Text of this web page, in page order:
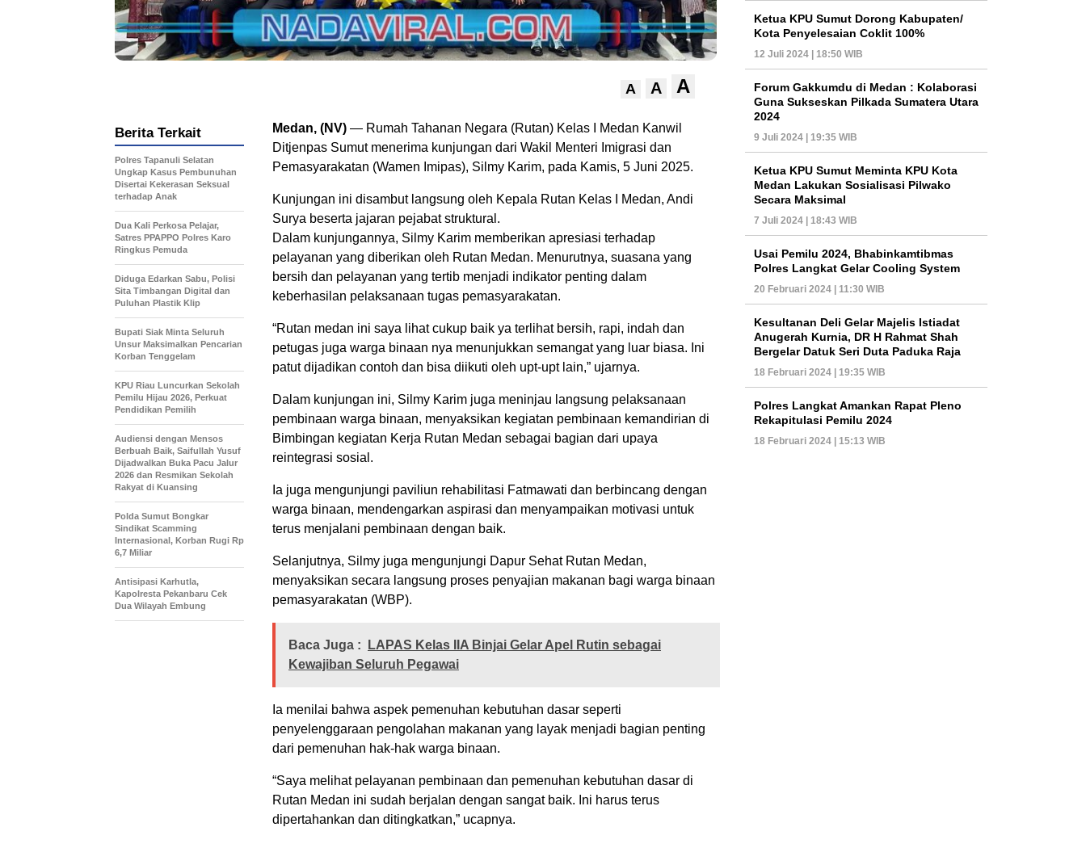
A A A
Medan, (NV) — Rumah Tahanan Negara (Rutan) Kelas I Medan Kanwil
Ditjenpas Sumut menerima kunjungan dari Wakil Menteri Imigrasi dan
Pemasyarakatan (Wamen Imipas), Silmy Karim, pada Kamis, 5 Juni 2025.
Kunjungan ini disambut langsung oleh Kepala Rutan Kelas I Medan, Andi
Surya beserta jajaran pejabat struktural.
Dalam kunjungannya, Silmy Karim memberikan apresiasi terhadap
pelayanan yang diberikan oleh Rutan Medan. Menurutnya, suasana yang
bersih dan pelayanan yang tertib menjadi indikator penting dalam
keberhasilan pelaksanaan tugas pemasyarakatan.
“Rutan medan ini saya lihat cukup baik ya terlihat bersih, rapi, indah dan
petugas juga warga binaan nya menunjukkan semangat yang luar biasa. Ini
patut dijadikan contoh dan bisa diikuti oleh upt-upt lain,” ujarnya.
Dalam kunjungan ini, Silmy Karim juga meninjau langsung pelaksanaan
pembinaan warga binaan, menyaksikan kegiatan pembinaan kemandirian di
Bimbingan kegiatan Kerja Rutan Medan sebagai bagian dari upaya
reintegrasi sosial.
Ia juga mengunjungi paviliun rehabilitasi Fatmawati dan berbincang dengan
warga binaan, mendengarkan aspirasi dan menyampaikan motivasi untuk
terus menjalani pembinaan dengan baik.
Selanjutnya, Silmy juga mengunjungi Dapur Sehat Rutan Medan,
menyaksikan secara langsung proses penyajian makanan bagi warga binaan
pemasyarakatan (WBP).
Baca Juga :
LAPAS Kelas IIA Binjai Gelar Apel Rutin sebagai
Kewajiban Seluruh Pegawai
Ia menilai bahwa aspek pemenuhan kebutuhan dasar seperti
penyelenggaraan pengolahan makanan yang layak menjadi bagian penting
dari pemenuhan hak-hak warga binaan.
“Saya melihat pelayanan pembinaan dan pemenuhan kebutuhan dasar di
Rutan Medan ini sudah berjalan dengan sangat baik. Ini harus terus
dipertahankan dan ditingkatkan,” ucapnya.
Berita Terkait
Polres Tapanuli Selatan
Ungkap Kasus Pembunuhan
Disertai Kekerasan Seksual
terhadap Anak
Dua Kali Perkosa Pelajar,
Satres PPAPPO Polres Karo
Ringkus Pemuda
Diduga Edarkan Sabu, Polisi
Sita Timbangan Digital dan
Puluhan Plastik Klip
Bupati Siak Minta Seluruh
Unsur Maksimalkan Pencarian
Korban Tenggelam
KPU Riau Luncurkan Sekolah
Pemilu Hijau 2026, Perkuat
Pendidikan Pemilih
Audiensi dengan Mensos
Berbuah Baik, Saifullah Yusuf
Dijadwalkan Buka Pacu Jalur
2026 dan Resmikan Sekolah
Rakyat di Kuansing
Polda Sumut Bongkar
Sindikat Scamming
Internasional, Korban Rugi Rp
6,7 Miliar
Antisipasi Karhutla,
Kapolresta Pekanbaru Cek
Dua Wilayah Embung
Ketua KPU Sumut Dorong Kabupaten/
Kota Penyelesaian Coklit 100%
12 Juli 2024 | 18:50 WIB
Forum Gakkumdu di Medan : Kolaborasi
Guna Sukseskan Pilkada Sumatera Utara
2024
9 Juli 2024 | 19:35 WIB
Ketua KPU Sumut Meminta KPU Kota
Medan Lakukan Sosialisasi Pilwako
Secara Maksimal
7 Juli 2024 | 18:43 WIB
Usai Pemilu 2024, Bhabinkamtibmas
Polres Langkat Gelar Cooling System
20 Februari 2024 | 11:30 WIB
Kesultanan Deli Gelar Majelis Istiadat
Anugerah Kurnia, DR H Rahmat Shah
Bergelar Datuk Seri Duta Paduka Raja
18 Februari 2024 | 19:35 WIB
Polres Langkat Amankan Rapat Pleno
Rekapitulasi Pemilu 2024
18 Februari 2024 | 15:13 WIB